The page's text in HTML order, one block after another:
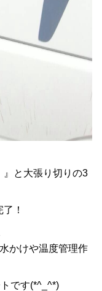
』と大張り切りの3
！
かけや温度管理作
です(*^_^*)